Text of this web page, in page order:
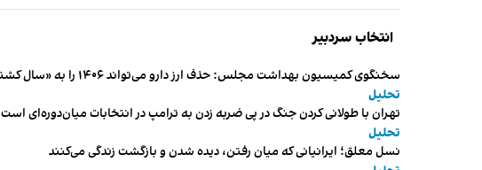
انتخاب سردبیر
سخنگوی کمیسیون بهداشت مجلس: حذف ارز دارو می‌تواند ۱۴۰۶ را به «سال کشتار بیماران» تبدیل کند
تحلیل
تهران با طولانی کردن جنگ در پی ضربه زدن به ترامپ در انتخابات میان‌دوره‌ای است
تحلیل
نسل معلق؛ ایرانیانی که میان رفتن، دیده شدن و بازگشت زندگی می‌کنند